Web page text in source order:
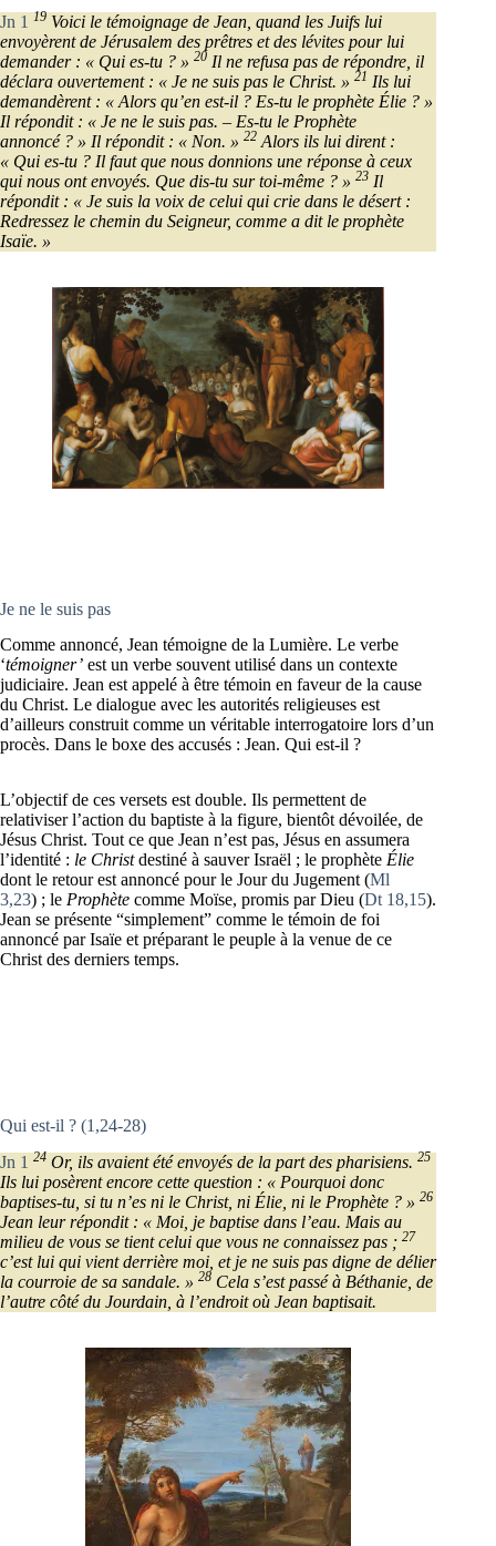
Jn 1 19 Voici le témoignage de Jean, quand les Juifs lui
envoyèrent de Jérusalem des prêtres et des lévites pour lui
demander : « Qui es-tu ? » 20 Il ne refusa pas de répondre, il
déclara ouvertement : « Je ne suis pas le Christ. » 21 Ils lui
demandèrent : « Alors qu’en est-il ? Es-tu le prophète Élie ? »
Il répondit : « Je ne le suis pas. – Es-tu le Prophète
annoncé ? » Il répondit : « Non. » 22 Alors ils lui dirent :
« Qui es-tu ? Il faut que nous donnions une réponse à ceux
qui nous ont envoyés. Que dis-tu sur toi-même ? » 23 Il
répondit : « Je suis la voix de celui qui crie dans le désert :
Redressez le chemin du Seigneur, comme a dit le prophète
Isaïe. »
Je ne le suis pas
Comme annoncé, Jean témoigne de la Lumière. Le verbe
‘témoigner’ est un verbe souvent utilisé dans un contexte
judiciaire. Jean est appelé à être témoin en faveur de la cause
du Christ. Le dialogue avec les autorités religieuses est
d’ailleurs construit comme un véritable interrogatoire lors d’un
procès. Dans le boxe des accusés : Jean. Qui est-il ?
L’objectif de ces versets est double. Ils permettent de
relativiser l’action du baptiste à la figure, bientôt dévoilée, de
Jésus Christ. Tout ce que Jean n’est pas, Jésus en assumera
l’identité : le Christdestiné à sauver Israël ; le prophète Élie
dont le retour est annoncé pour le Jour du Jugement (Ml
3,23) ; le Prophète comme Moïse, promis par Dieu (Dt 18,15).
Jean se présente “simplement” comme le témoin de foi
annoncé par Isaïe et préparant le peuple à la venue de ce
Christ des derniers temps.
Qui est-il ? (1,24-28)
Jn 1 24 Or, ils avaient été envoyés de la part des pharisiens. 25
Ils lui posèrent encore cette question : « Pourquoi donc
baptises-tu, si tu n’es ni le Christ, ni Élie, ni le Prophète ? » 26
Jean leur répondit : « Moi, je baptise dans l’eau. Mais au
milieu de vous se tient celui que vous ne connaissez pas ; 27
c’est lui qui vient derrière moi, et je ne suis pas digne de délier
la courroie de sa sandale. » 28 Cela s’est passé à Béthanie, de
l’autre côté du Jourdain, à l’endroit où Jean baptisait.